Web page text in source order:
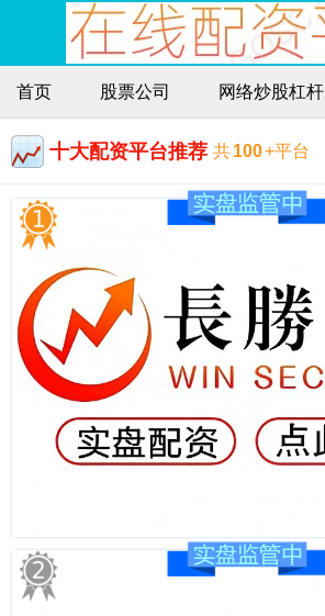
首页 股票公司 网络炒股杠杆
十大配资平台推荐 共100+平台